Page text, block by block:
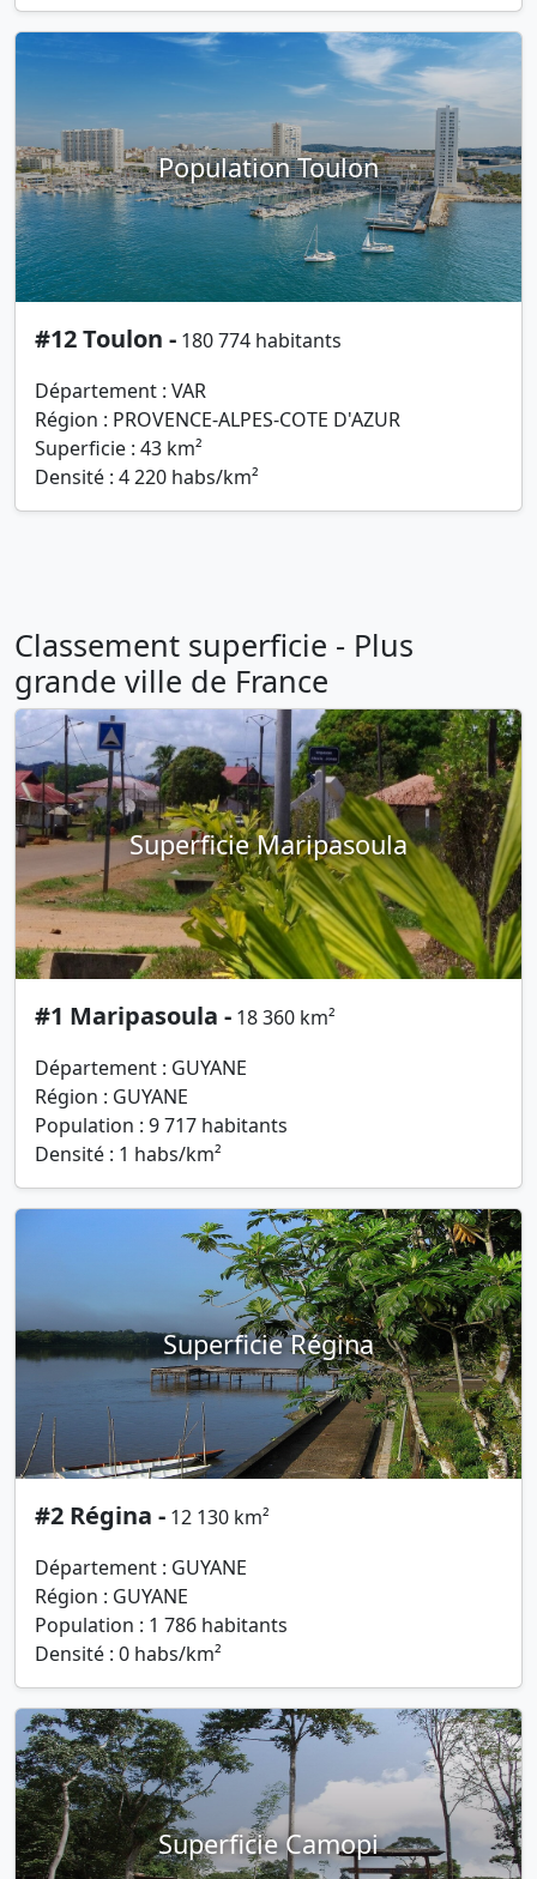
Population Toulon
#12 Toulon - 180 774 habitants
Département : VAR
Région : PROVENCE-ALPES-COTE D'AZUR
Superficie : 43 km²
Densité : 4 220 habs/km²
Classement superficie - Plus
grande ville de France
Superficie Maripasoula
#1 Maripasoula - 18 360 km²
Département : GUYANE
Région : GUYANE
Population : 9 717 habitants
Densité : 1 habs/km²
Superficie Régina
#2 Régina - 12 130 km²
Département : GUYANE
Région : GUYANE
Population : 1 786 habitants
Densité : 0 habs/km²
Superficie Camopi